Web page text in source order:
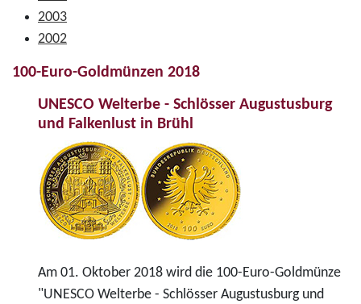
2003
2002
100-Euro-Goldmünzen 2018
UNESCO Welterbe - Schlösser Augustusburg
und Falkenlust in Brühl
Am 01. Oktober 2018 wird die 100-Euro-Goldmünze
"UNESCO Welterbe - Schlösser Augustusburg und